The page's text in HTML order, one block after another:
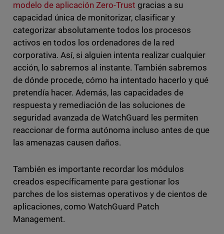
modelo de aplicación Zero-Trust gracias a su
capacidad única de monitorizar, clasificar y
categorizar absolutamente todos los procesos
activos en todos los ordenadores de la red
corporativa. Así, si alguien intenta realizar cualquier
acción, lo sabremos al instante. También sabremos
de dónde procede, cómo ha intentado hacerlo y qué
pretendía hacer. Además, las capacidades de
respuesta y remediación de las soluciones de
seguridad avanzada de WatchGuard les permiten
reaccionar de forma autónoma incluso antes de que
las amenazas causen daños.
También es importante recordar los módulos
creados específicamente para gestionar los
parches de los sistemas operativos y de cientos de
aplicaciones, como WatchGuard Patch
Management.